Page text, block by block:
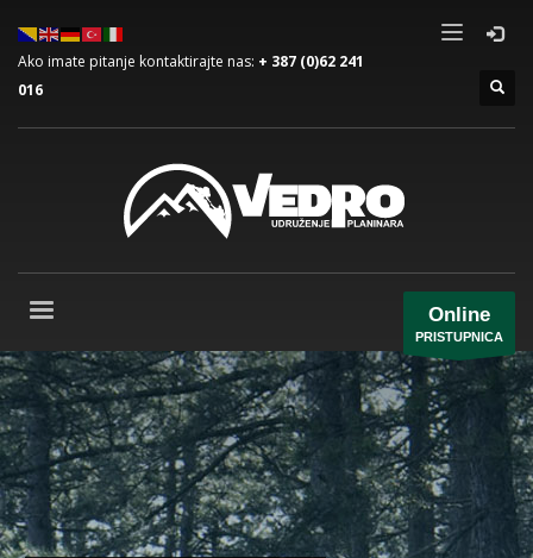
Ako imate pitanje kontaktirajte nas: + 387 (0)62 241
016
Online
PRISTUPNICA